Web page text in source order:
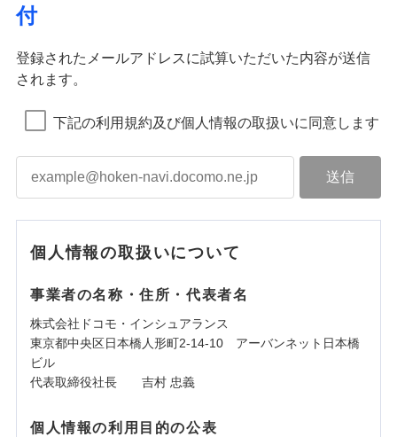
付
登録されたメールアドレスに試算いただいた内容が送信
されます。
下記の利用規約及び個人情報の取扱いに同意します
個人情報の取扱いについて
事業者の名称・住所・代表者名
株式会社ドコモ・インシュアランス
東京都中央区日本橋人形町2-14-10 アーバンネット日本橋
ビル
代表取締役社長 吉村 忠義
個人情報の利用目的の公表